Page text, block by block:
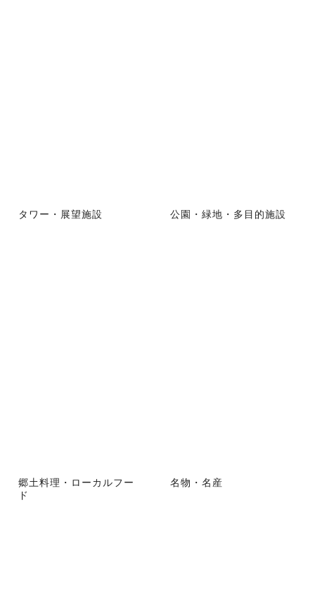
タワー・展望施設 公園・緑地・多目的施設
郷土料理・ローカルフー
ド
名物・名産